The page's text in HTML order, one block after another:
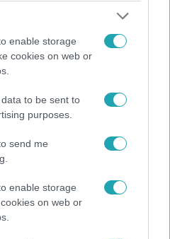
enable storage
cookies on web or
to be sent to
purposes.
send me
enable storage
on web or
a Momentum
lakást vett
ingatlanportfólióját, a mi
csak egy ásotthalmi
van.